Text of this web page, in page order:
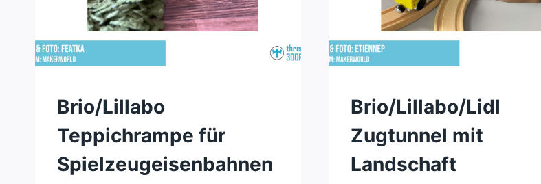
Brio/Lillabo
Teppichrampe für
Spielzeugeisenbahnen
Brio/Lillabo/Lidl
Zugtunnel mit
Landschaft